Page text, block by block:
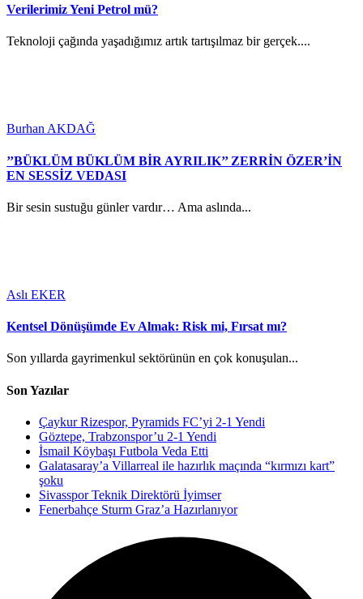
Verilerimiz Yeni Petrol mü?
Teknoloji çağında yaşadığımız artık tartışılmaz bir gerçek....
Burhan AKDAĞ
’’BÜKLÜM BÜKLÜM BİR AYRILIK’’ ZERRİN ÖZER’İN
EN SESSİZ VEDASI
Bir sesin sustuğu günler vardır… Ama aslında...
Aslı EKER
Kentsel Dönüşümde Ev Almak: Risk mi, Fırsat mı?
Son yıllarda gayrimenkul sektörünün en çok konuşulan...
Son Yazılar
Çaykur Rizespor, Pyramids FC’yi 2-1 Yendi
Göztepe, Trabzonspor’u 2-1 Yendi
İsmail Köybaşı Futbola Veda Etti
Galatasaray’a Villarreal ile hazırlık maçında “kırmızı kart”
şoku
Sivasspor Teknik Direktörü İyimser
Fenerbahçe Sturm Graz’a Hazırlanıyor